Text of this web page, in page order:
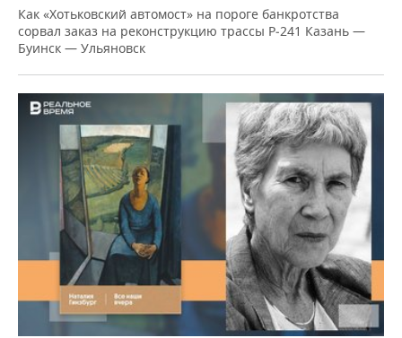
Как «Хотьковский автомост» на пороге банкротства
сорвал заказ на реконструкцию трассы Р‑241 Казань —
Буинск — Ульяновск